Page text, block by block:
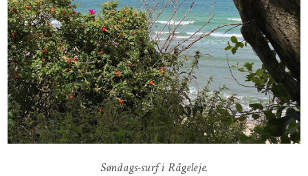
Søndags-surf i Rågeleje.